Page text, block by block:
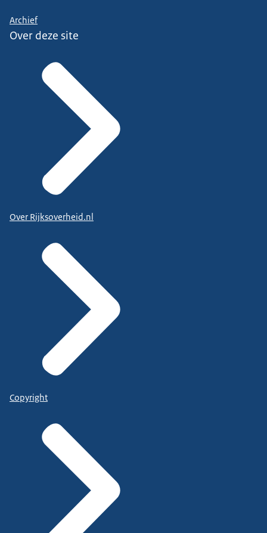
Archief
Over deze site
Over Rijksoverheid.nl
Copyright